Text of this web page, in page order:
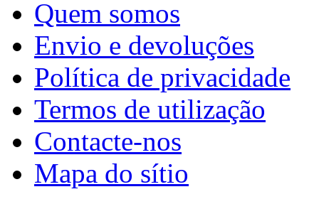
Quem somos
Envio e devoluções
Política de privacidade
Termos de utilização
Contacte-nos
Mapa do sítio